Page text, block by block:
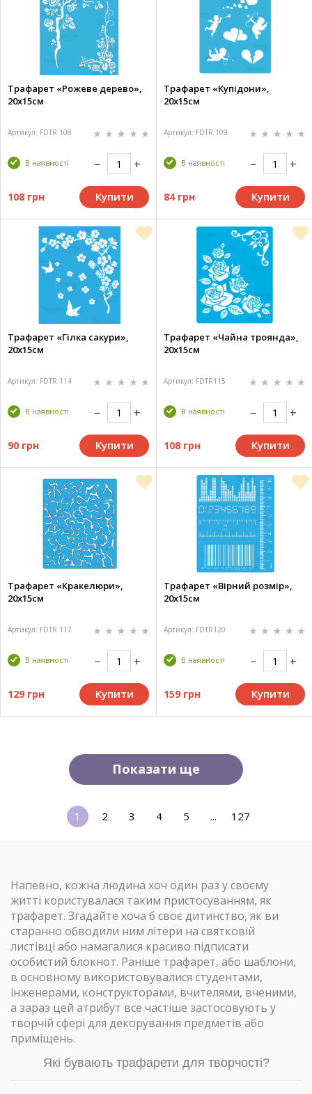
Трафарет «Рожеве дерево»,
20х15см
Артикул: FDTR 108
В наявності
108 грн Купити
Трафарет «Купідони»,
20х15см
Артикул: FDTR 109
В наявності
84 грн Купити
Трафарет «Гілка сакури»,
20х15см
Артикул: FDTR 114
В наявності
90 грн Купити
Трафарет «Чайна троянда»,
20х15см
Артикул: FDTR115
В наявності
108 грн Купити
Трафарет «Кракелюри»,
20х15см
Артикул: FDTR 117
В наявності
129 грн Купити
Трафарет «Вірний розмір»,
20х15см
Артикул: FDTR120
В наявності
159 грн Купити
Показати ще
1 2 3 4 5 ... 127
Напевно, кожна людина хоч один раз у своєму
житті користувалася таким пристосуванням, як
трафарет. Згадайте хоча б своє дитинство, як ви
старанно обводили ним літери на святковій
листівці або намагалися красиво підписати
особистий блокнот. Раніше трафарет, або шаблони,
в основному використовувалися студентами,
інженерами, конструкторами, вчителями, вченими,
а зараз цей атрибут все частіше застосовують у
творчій сфері для декорування предметів або
приміщень.
Які бувають трафарети для творчості?